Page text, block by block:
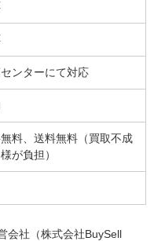
ンターにて対応
料、送料無料（買取不成
が負担）
会社（株式会社BuySell